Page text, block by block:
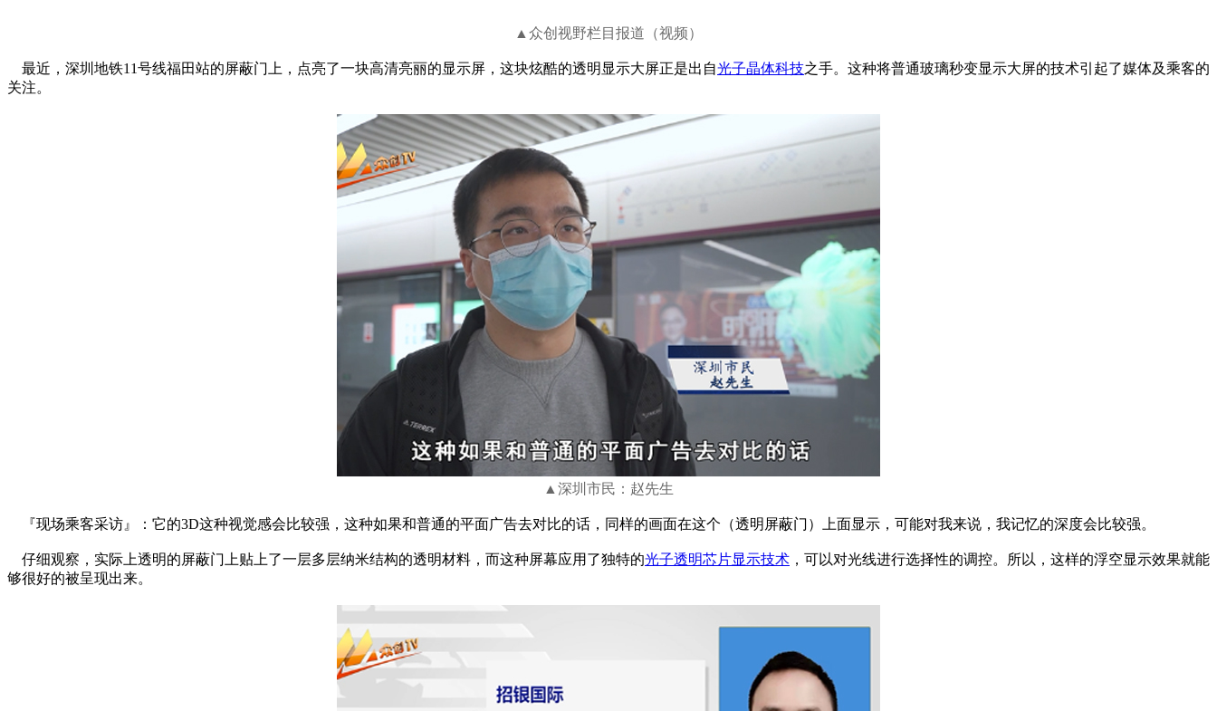
▲众创视野栏目报道（视频）
最近，深圳地铁11号线福田站的屏蔽门上，点亮了一块高清亮丽的显示屏，这块炫酷的透明显示大屏正是出自光子晶体科技之手。这种将普通玻璃秒变显示大屏的技术引起了媒体及乘客的
关注。
▲深圳市民：赵先生
『现场乘客采访』：它的3D这种视觉感会比较强，这种如果和普通的平面广告去对比的话，同样的画面在这个（透明屏蔽门）上面显示，可能对我来说，我记忆的深度会比较强。
仔细观察，实际上透明的屏蔽门上贴上了一层多层纳米结构的透明材料，而这种屏幕应用了独特的光子透明芯片显示技术 ，可以对光线进行选择性的调控。所以，这样的浮空显示效果就能
够很好的被呈现出来。